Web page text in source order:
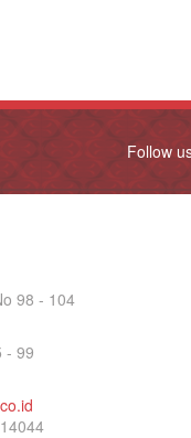
Follow
98 - 104
- 99